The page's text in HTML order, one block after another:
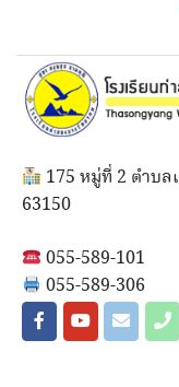
175 หมู่ที่ 2 ตำบล
63150
055-589-101
055-589-306